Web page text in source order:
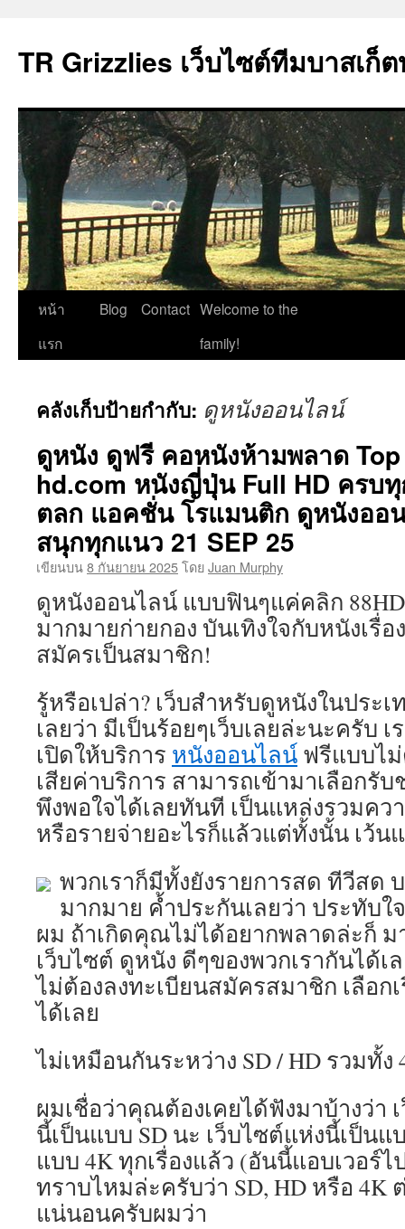
TR Grizzlies เว็บไซต์ทีมบาสเก็
ข้าม
ไป
เนื้อหา
หน้า
แรก
Blog Contact Welcome to the
family!
คลังเก็บป้ายกำกับ: ดูหนังออนไลน์
ดูหนัง ดูฟรี คอหนังห้ามพลาด
hd.com หนังญี่ปุ่น Full HD ครบ
ตลก แอคชั่น โรแมนติก ดูหนังออ
สนุกทุกแนว 21 SEP 25
เขียนบน8 กันยายน 2025โดยJuan Murphy
ดูหนังออนไลน์ แบบฟินๆแค่คลิก
มากมายก่ายกอง บันเทิงใจกับหนังเรื่
สมัครเป็นสมาชิก!
รู้หรือเปล่า? เว็บสำหรับดูหนังในประเ
เลยว่า มีเป็นร้อยๆเว็บเลยล่ะนะครับ
เปิดให้บริการ หนังออนไลน์ ฟรีแบบไ
เสียค่าบริการ สามารถเข้ามาเลือก
พึงพอใจได้เลยทันที เป็นแหล่งรวมคว
หรือรายจ่ายอะไรก็แล้วแต่ทั้งนั้น เว้
พวกเราก็มีทั้งยังรายการสด ทีวีสด
มากมาย ค้ำประกันเลยว่า ประทับ
ผม ถ้าเกิดคุณไม่ได้อยากพลาดล่ะก็
เว็บไซต์ ดูหนัง ดีๆของพวกเรากันได้เ
ไม่ต้องลงทะเบียนสมัครสมาชิก เลือก
ได้เลย
ไม่เหมือนกันระหว่าง SD / HD รวมทั้
ผมเชื่อว่าคุณต้องเคยได้ฟังมาบ้างว่า
นี้เป็นแบบ SD นะ เว็บไซต์แห่งนี้เป็นแ
แบบ 4K ทุกเรื่องแล้ว (อันนี้แอบเวอร์
ทราบไหมล่ะครับว่า SD, HD หรือ 4K
แน่นอนครับผมว่า